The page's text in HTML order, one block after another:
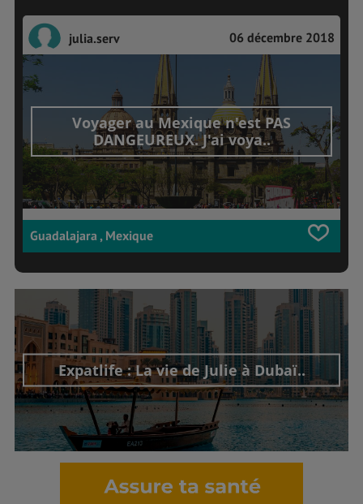
julia.serv 06 décembre 2018
Voyager au Mexique n'est PAS
DANGEUREUX. J'ai voya..
Guadalajara , Mexique
Expatlife : La vie de Julie à Dubaï..
Découvrir cet interview